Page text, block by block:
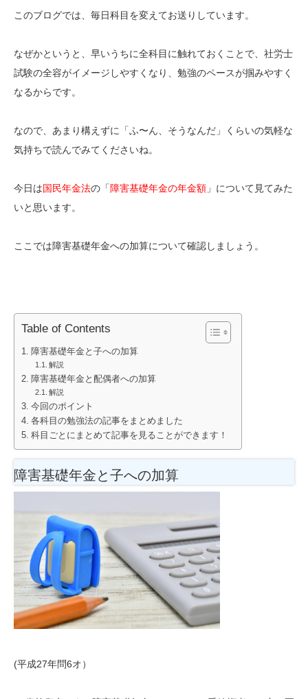
このブログでは、毎日科目を変えてお送りしています。
なぜかというと、早いうちに全科目に触れておくことで、社労士
試験の全容がイメージしやすくなり、勉強のペースが掴みやすく
なるからです。
なので、あまり構えずに「ふ〜ん、そうなんだ」くらいの気軽な
気持ちで読んでみてくださいね。
今日は国民年金法の「障害基礎年金の年金額 」について見てみた
いと思います。
ここでは障害基礎年金への加算について確認しましょう。
Table of Contents
障害基礎年金と子への加算
解説
障害基礎年金と配偶者への加算
解説
今回のポイント
各科目の勉強法の記事をまとめました
科目ごとにまとめて記事を見ることができます！
障害基礎年金と子への加算
(平成27年問6オ）